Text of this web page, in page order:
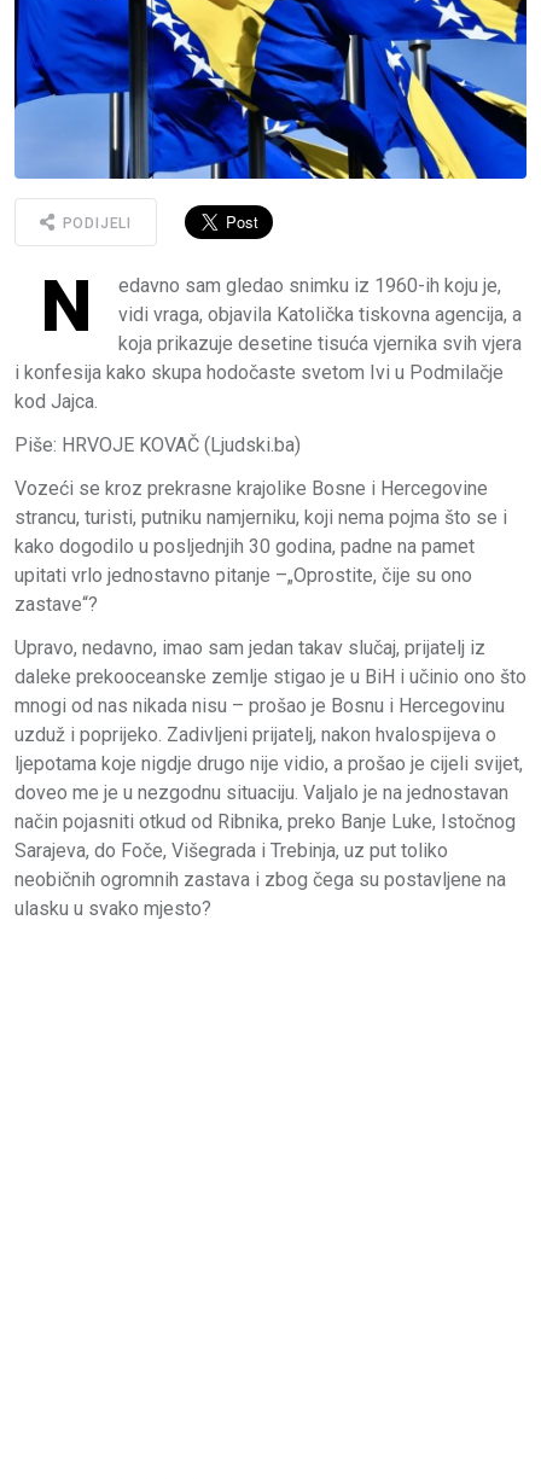
PODIJELI
N
edavno sam gledao snimku iz 1960-ih koju je,
vidi vraga, objavila Katolička tiskovna agencija, a
koja prikazuje desetine tisuća vjernika svih vjera
i konfesija kako skupa hodočaste svetom Ivi u Podmilačje
kod Jajca.
Piše: HRVOJE KOVAČ (Ljudski.ba)
Vozeći se kroz prekrasne krajolike Bosne i Hercegovine
strancu, turisti, putniku namjerniku, koji nema pojma što se i
kako dogodilo u posljednjih 30 godina, padne na pamet
upitati vrlo jednostavno pitanje –„Oprostite, čije su ono
zastave“?
Upravo, nedavno, imao sam jedan takav slučaj, prijatelj iz
daleke prekooceanske zemlje stigao je u BiH i učinio ono što
mnogi od nas nikada nisu – prošao je Bosnu i Hercegovinu
uzduž i poprijeko. Zadivljeni prijatelj, nakon hvalospijeva o
ljepotama koje nigdje drugo nije vidio, a prošao je cijeli svijet,
doveo me je u nezgodnu situaciju. Valjalo je na jednostavan
način pojasniti otkud od Ribnika, preko Banje Luke, Istočnog
Sarajeva, do Foče, Višegrada i Trebinja, uz put toliko
neobičnih ogromnih zastava i zbog čega su postavljene na
ulasku u svako mjesto?